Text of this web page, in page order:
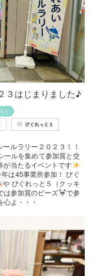
３はじまりました♪
ぐ
ぴぐれっと５
ルラリー２０２３！！
ールを集めて参加賞と交
当たるイベントです
は45事業所参加！ ぴぐ
や ぴぐれっと５（クッキ
は参加賞のビーズ
で参
よ・・・